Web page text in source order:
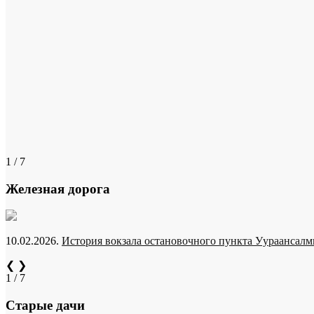
1 / 7
Железная дорога
10.02.2026. История вокзала остановочного пункта
❮ ❯
1 / 7
Старые дачи